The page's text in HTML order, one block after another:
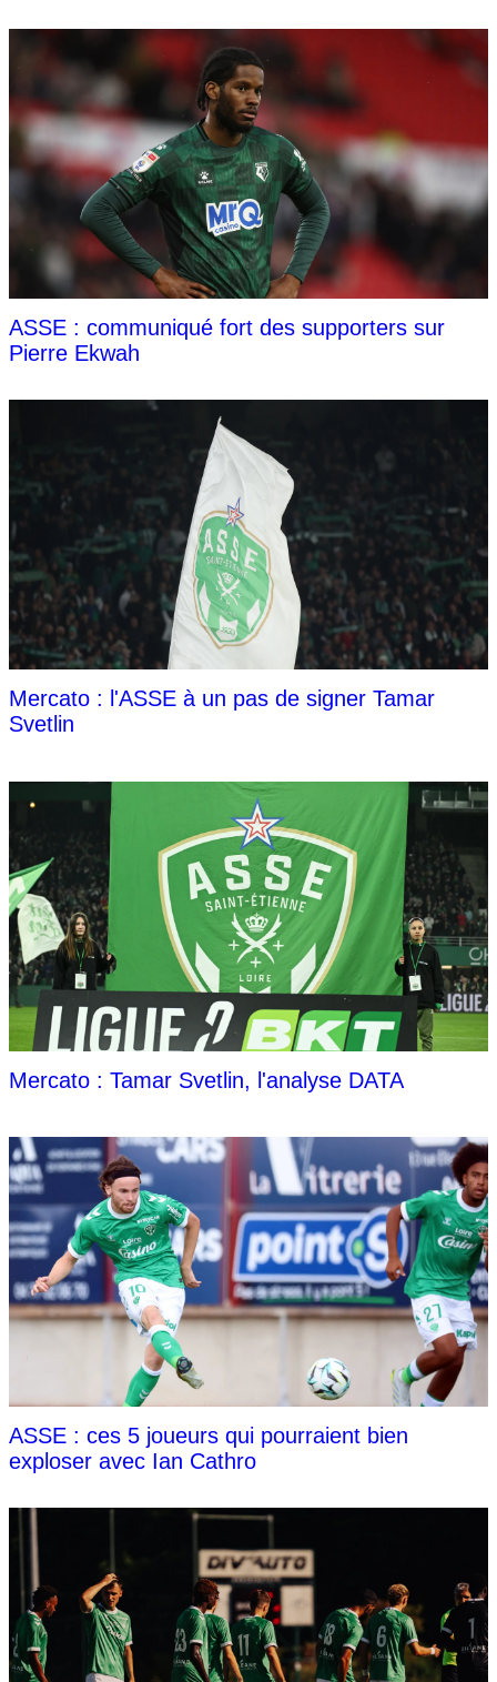
ASSE : communiqué fort des supporters sur
Pierre Ekwah
Mercato : l'ASSE à un pas de signer Tamar
Svetlin
Mercato : Tamar Svetlin, l'analyse DATA
ASSE : ces 5 joueurs qui pourraient bien
exploser avec Ian Cathro